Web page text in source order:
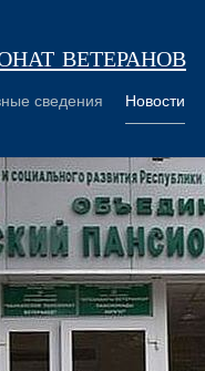
ветеранов
сведения Новости